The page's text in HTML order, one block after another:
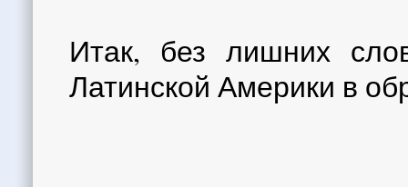
Итак, без лишних
Латинской Америки в